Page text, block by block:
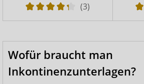
(3)
Wofür braucht man
Inkontinenzunterlagen?